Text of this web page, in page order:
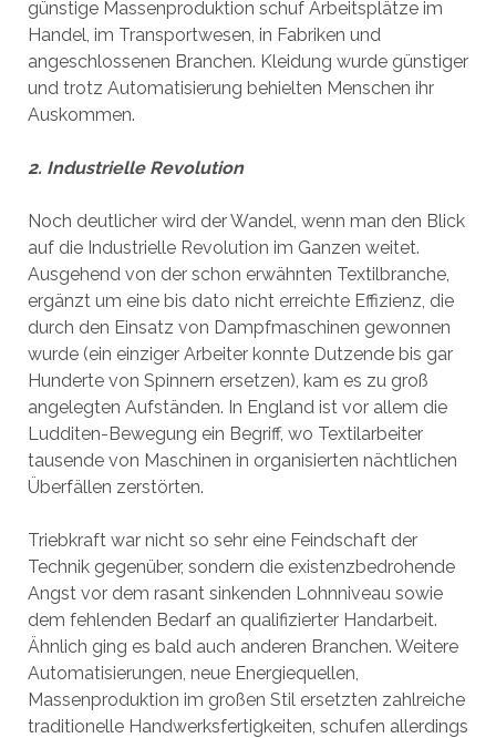
günstige Massenproduktion schuf Arbeitsplätze im
Handel, im Transportwesen, in Fabriken und
angeschlossenen Branchen. Kleidung wurde günstiger
und trotz Automatisierung behielten Menschen ihr
Auskommen.
2. Industrielle Revolution
Noch deutlicher wird der Wandel, wenn man den Blick
auf die Industrielle Revolution im Ganzen weitet.
Ausgehend von der schon erwähnten Textilbranche,
ergänzt um eine bis dato nicht erreichte Effizienz, die
durch den Einsatz von Dampfmaschinen gewonnen
wurde (ein einziger Arbeiter konnte Dutzende bis gar
Hunderte von Spinnern ersetzen), kam es zu groß
angelegten Aufständen. In England ist vor allem die
Ludditen-Bewegung ein Begriff, wo Textilarbeiter
tausende von Maschinen in organisierten nächtlichen
Überfällen zerstörten.
Triebkraft war nicht so sehr eine Feindschaft der
Technik gegenüber, sondern die existenzbedrohende
Angst vor dem rasant sinkenden Lohnniveau sowie
dem fehlenden Bedarf an qualifizierter Handarbeit.
Ähnlich ging es bald auch anderen Branchen. Weitere
Automatisierungen, neue Energiequellen,
Massenproduktion im großen Stil ersetzten zahlreiche
traditionelle Handwerksfertigkeiten, schufen allerdings